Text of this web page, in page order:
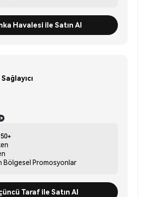
Havalesi ile Satın Al
50+
Bölgesel Promosyonlar
Taraf ile Satın Al